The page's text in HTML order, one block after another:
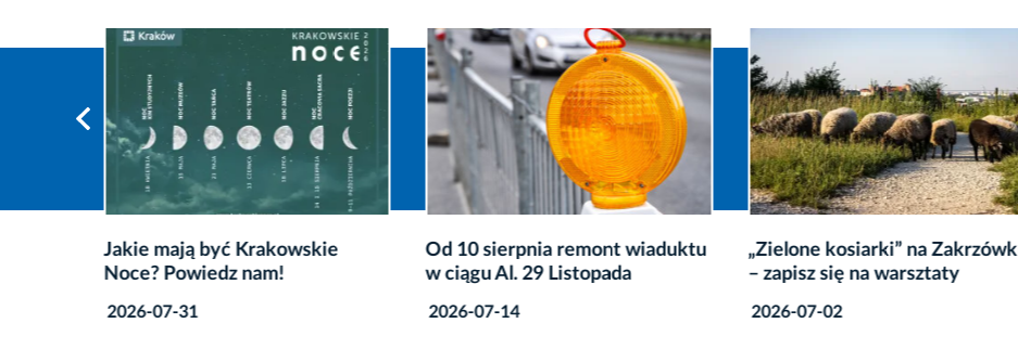
Jakie mają być Krakowskie
Noce? Powiedz nam!
2026-07-31
Od 10 sierpnia remont wiaduktu
w ciągu Al. 29 Listopada
2026-07-14
„Zielone kosiarki” na
– zapisz się na warsztaty
2026-07-02